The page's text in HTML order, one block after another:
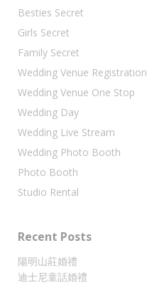
Besties Secret
Girls Secret
Family Secret
Wedding Venue Registration
Wedding Venue One Stop
Wedding Day
Wedding Live Stream
Wedding Photo Booth
Photo Booth
Studio Rental
Recent Posts
陽明山莊婚禮
迪士尼童話婚禮